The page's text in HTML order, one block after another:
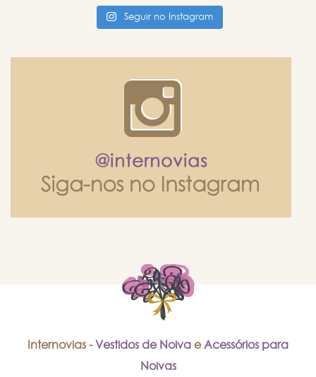
Seguir no Instagram
Internovias - Vestidos de Noiva eAcessórios para
Noivas